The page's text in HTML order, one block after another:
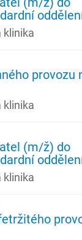
klinika
provozu
klinika
(m/ž) do
klinika